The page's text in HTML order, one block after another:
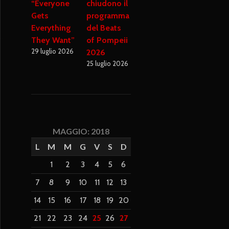
“Everyone
Gets
Everything
They Want”
29 luglio 2026
chiudono il
programma
del Beats
of Pompeii
2026
25 luglio 2026
MAGGIO: 2018
L
M M G V S
D
1
2 3 4 5
6
7
8 9 10 11 12
13
14
15 16 17 18 19
20
21
22 23 24 25 26 27